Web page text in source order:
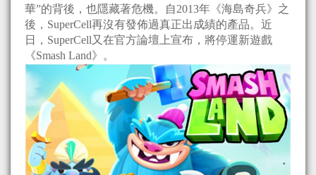
華”的背後，也隱藏著危機。自2013年《海島奇兵》之
後，SuperCell再沒有發佈過真正出成績的產品。近
日，SuperCell又在官方論壇上宣布，將停運新遊戲
《Smash Land》。